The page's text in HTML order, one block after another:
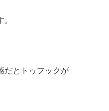
だとトゥフックが